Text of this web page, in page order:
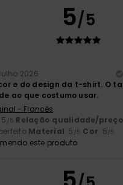
5/5
2026
e do design da t-shirt. O
ao que costumo usar.
- Francês
5 /5 Relação qualidade/preço
Material: 5 /5 Cor: 5/5
este produto